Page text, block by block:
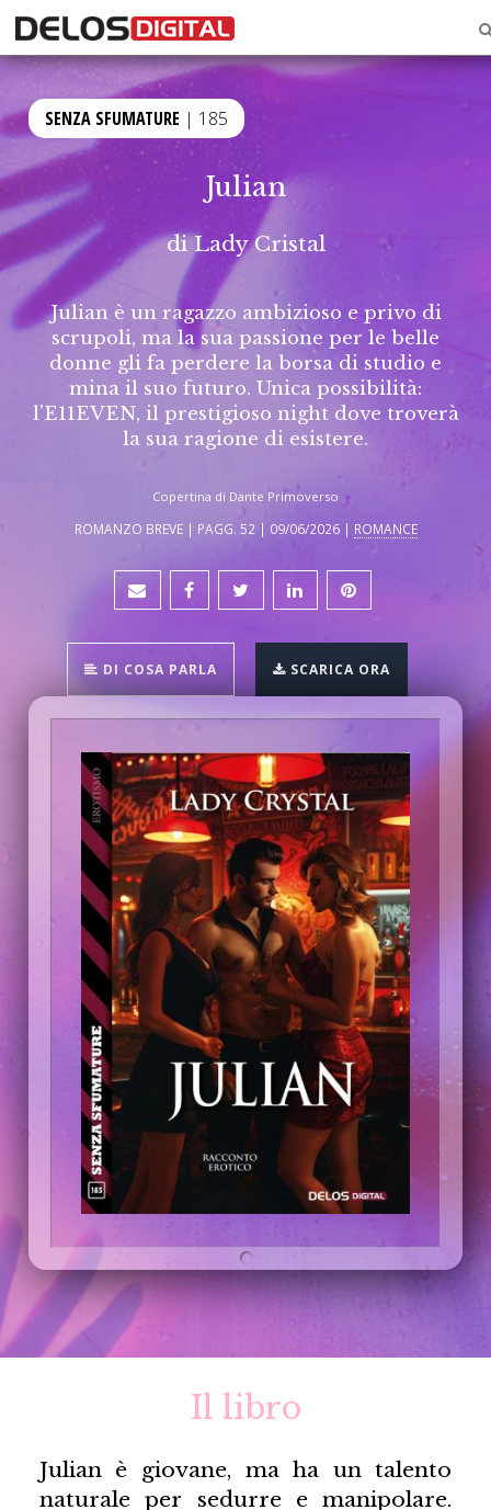
SENZA SFUMATURE | 185
Julian
diLady Cristal
Julian è un ragazzo ambizioso e privo di
scrupoli, ma la sua passione per le belle
donne gli fa perdere la borsa di studio e
mina il suo futuro. Unica possibilità:
l'E11EVEN, il prestigioso night dove troverà
la sua ragione di esistere.
Copertina di Dante Primoverso
ROMANZO BREVE | PAGG. 52 | 09/06/2026 | ROMANCE
DI COSA PARLA SCARICA ORA
Il libro
Julian è giovane, ma ha un talento
naturale per sedurre e manipolare.